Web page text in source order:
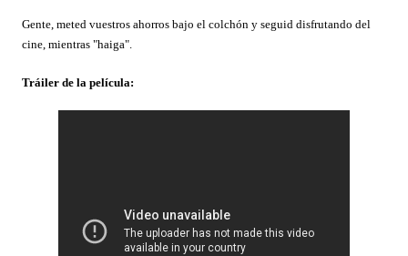
Gente, meted vuestros ahorros bajo el colchón y seguid disfrutando del
cine, mientras "haiga".
Tráiler de la película: